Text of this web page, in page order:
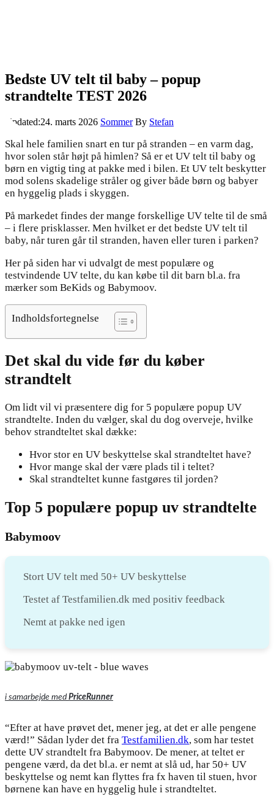
Bedste UV telt til baby – popup
strandtelte TEST 2026
Updated:24. marts 2026 Sommer By Stefan
Skal hele familien snart en tur på stranden – en varm dag,
hvor solen står højt på himlen? Så er et UV telt til baby og
børn en vigtig ting at pakke med i bilen. Et UV telt beskytter
mod solens skadelige stråler og giver både børn og babyer
en hyggelig plads i skyggen.
På markedet findes der mange forskellige UV telte til de små
– i flere prisklasser. Men hvilket er det bedste UV telt til
baby, når turen går til stranden, haven eller turen i parken?
Her på siden har vi udvalgt de mest populære og
testvindende UV telte, du kan købe til dit barn bl.a. fra
mærker som BeKids og Babymoov.
Indholdsfortegnelse
Det skal du vide før du køber
strandtelt
Om lidt vil vi præsentere dig for 5 populære popup UV
strandtelte. Inden du vælger, skal du dog overveje, hvilke
behov strandteltet skal dække:
Hvor stor en UV beskyttelse skal strandteltet have?
Hvor mange skal der være plads til i teltet?
Skal strandteltet kunne fastgøres til jorden?
Top 5 populære popup uv strandtelte
Babymoov
Stort UV telt med 50+ UV beskyttelse
Testet af Testfamilien.dk med positiv feedback
Nemt at pakke ned igen
i samarbejde med PriceRunner
“Efter at have prøvet det, mener jeg, at det er alle pengene
værd!” Sådan lyder det fra Testfamilien.dk, som har testet
dette UV strandtelt fra Babymoov. De mener, at teltet er
pengene værd, da det bl.a. er nemt at slå ud, har 50+ UV
beskyttelse og nemt kan flyttes fra fx haven til stuen, hvor
børnene kan have en hyggelig hule i strandteltet.